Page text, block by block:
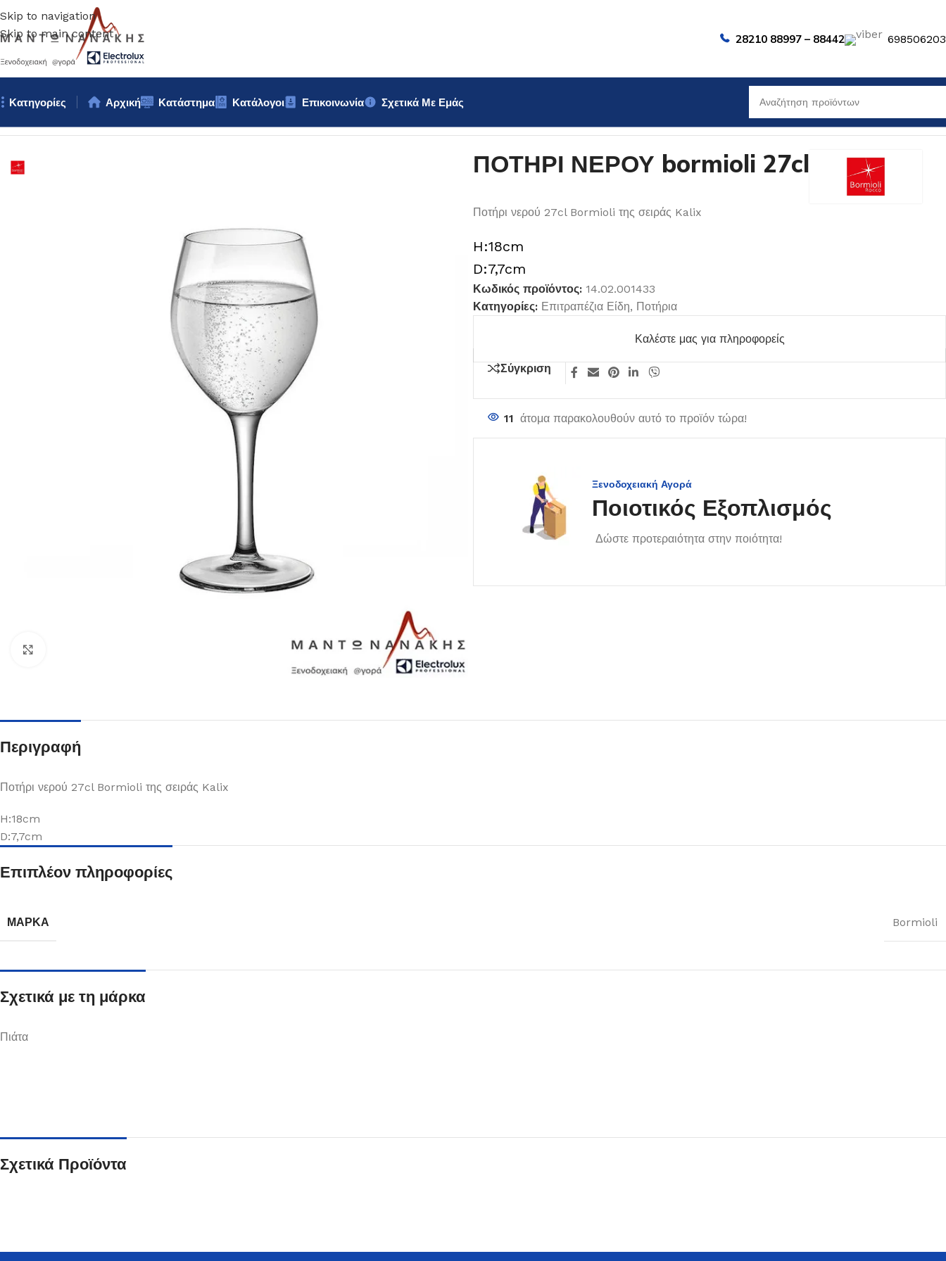
Skip to navigation
Skip to main content
28210 88997 – 88442
Κατηγορίες
Πιάτα
Δείτε Περισσότερα
Μαχαιροπίρουνα
Αρχική Κατάστημα Κατάλογοι Επικοινωνία
Σχετικά Με Εμάς
ΠΟΤΗΡΙ ΝΕΡΟΥ bormioli 27cl
Ποτήρι νερού 27cl Bormioli της σειράς Kalix
H:18cm
D:7,7cm
Κωδικός προϊόντος: 14.02.001433
Κατηγορίες: Επιτραπέζια Είδη, Ποτήρια
Καλέστε μας για πληροφορείς
Σύγκριση
11 άτομα παρακολουθούν αυτό το προϊόν τώρα!
Ξενοδοχειακή Αγορά
Ποιοτικός Εξοπλισμός
Δώστε προτεραιότητα στην ποιότητα!
Περιγραφή
Ποτήρι νερού 27cl Bormioli της σειράς Kalix
H:18cm
D:7,7cm
Επιπλέον πληροφορίες
ΜΆΡΚΑ Bormioli
Σχετικά με τη μάρκα
Πιάτα
Σχετικά Προϊόντα